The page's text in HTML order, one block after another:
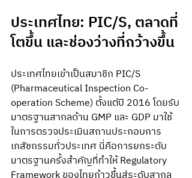
ประเทศไทย: PIC/S, ตลาดที่
โตขึ้น และช่องว่างที่กว้างขึ้น
ประเทศไทยเข้าเป็นสมาชิก PIC/S
(Pharmaceutical Inspection Co-
operation Scheme) ตั้งแต่ปี 2016 โดยรับ
มาตรฐานสากลด้าน GMP และ GDP มาใช้
ในการตรวจประเมินสถานประกอบการ
เภสัชกรรมทั่วประเทศ นี่คือการยกระดับ
มาตรฐานครั้งสำคัญที่ทำให้ Regulatory